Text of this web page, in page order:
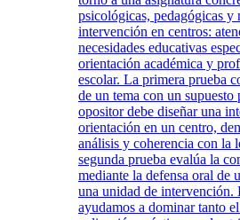
psicológicas, pedagógicas y
intervención en centros:
necesidades educativas
orientación académica y
escolar. La primera prueba
de un tema con un supuesto
opositor debe diseñar una
orientación en un centro,
análisis y coherencia con la
segunda prueba evalúa la
mediante la defensa oral de
una unidad de
ayudamos a dominar tanto